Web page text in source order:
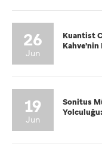
26
Jun
Kuantist
Kahve'nin
19
Jun
Sonitus